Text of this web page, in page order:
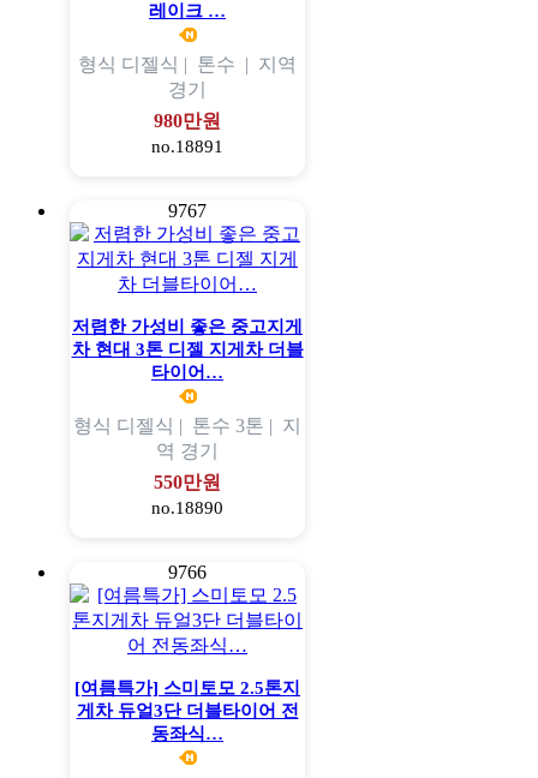
레이크 …
형식 디젤식 | 톤수 | 지역
경기
980만원
no.18891
9767
저렴한 가성비 좋은 중고지게
차 현대 3톤 디젤 지게차 더블
타이어…
형식 디젤식 | 톤수 3톤 | 지
역 경기
550만원
no.18890
9766
[여름특가] 스미토모 2.5톤지
게차 듀얼3단 더블타이어 전
동좌식…